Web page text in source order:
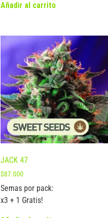
Añadir al carrito
JACK 47
$87.000
Semas por pack:
x3 + 1 Gratis!